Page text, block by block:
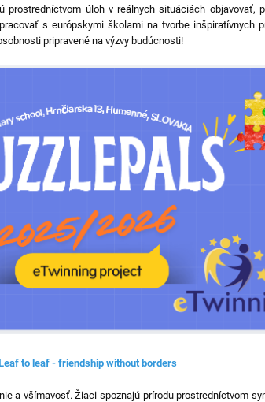
prostredníctvom úloh v reálnych situáciách objavovať,
s európskymi školami na tvorbe inšpiratívnych
pripravené na výzvy budúcnosti!
to leaf - friendship without borders
a všímavosť. Žiaci spoznajú prírodu prostredníctvom